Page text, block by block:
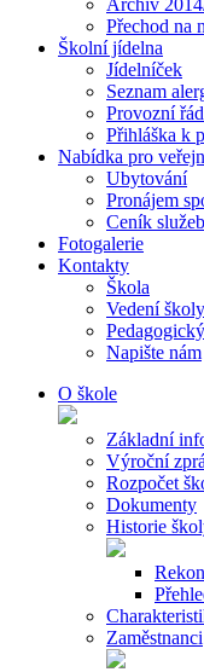
Archiv
Přechod na
Školní jídelna
Jídelníček
Seznam
Provozní
Přihláška k
Nabídka pro
Ubytování
Pronájem
Ceník služeb
Fotogalerie
Kontakty
Škola
Vedení školy
Napište nám
O škole
Základní
Výroční
Rozpočet
Dokumenty
Historie
Zaměstnanci